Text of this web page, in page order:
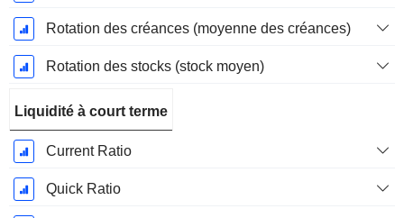
Rotation des créances (moyenne des créances)
Rotation des stocks (stock moyen)
Liquidité à court terme
Current Ratio
Quick Ratio